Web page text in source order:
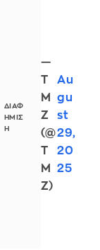
—
T
M
Z
(@
T
M
Z)
Au
gu
st
29,
20
25